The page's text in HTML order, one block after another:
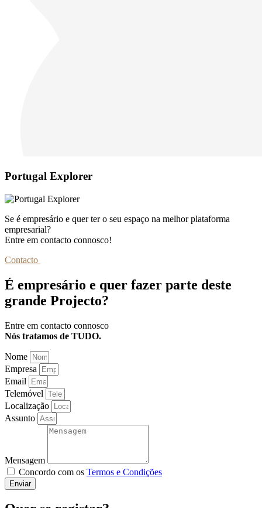
Portugal Explorer
Se é empresário e quer ter o seu espaço na melhor plataforma
empresarial?
Entre em contacto connosco!
Contacto
É empresário e quer fazer parte deste
grande Projecto?
Entre em contacto connosco
Nós tratamos de TUDO.
Nome
Empresa
Email
Telemóvel
Localização
Assunto
Mensagem
Concordo com os Termos e Condições
Enviar